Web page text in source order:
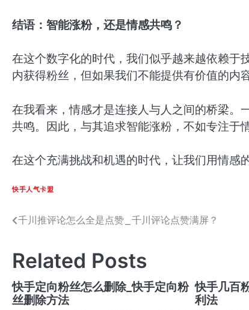
结语：智能涨粉，还是情感共鸣？
在这个数字化的时代，我们似乎越来越依赖于
内获得粉丝，但如果我们不能提供有价值的内
在我看来，情感才是连接人与人之间的桥梁。
共鸣。因此，与其追求智能涨粉，不如专注于
在这个充满挑战和机遇的时代，让我们用情感
快手人气卡盟
文
导
航
千川推评论怎么全是点赞_千川评论点赞满屏？
Related Posts
快手定向粉丝怎么删除_快手定向粉
丝删除方法
快手几百
利法